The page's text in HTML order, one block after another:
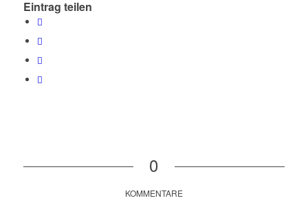
Eintrag teilen
0
KOMMENTARE